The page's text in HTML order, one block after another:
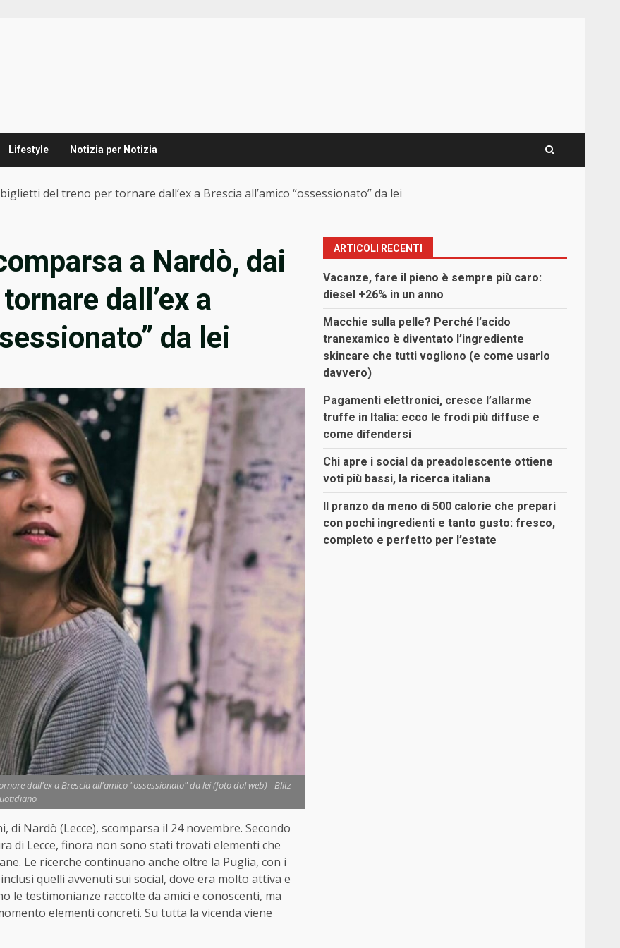
Lifestyle Notizia per Notizia
del treno per tornare dall’ex a Brescia all’amico “ossessionato” da lei
a Nardò, dai
dall’ex a
da lei
dall'ex a Brescia all'amico "ossessionato" da lei (foto dal web) - Blitz
di Nardò (Lecce), scomparsa il 24 novembre. Secondo
di Lecce, finora non sono stati trovati elementi che
Le ricerche continuano anche oltre la Puglia, con i
quelli avvenuti sui social, dove era molto attiva e
le testimonianze raccolte da amici e conoscenti, ma
elementi concreti. Su tutta la vicenda viene
ARTICOLI RECENTI
Vacanze, fare il pieno è sempre più caro:
diesel +26% in un anno
Macchie sulla pelle? Perché l’acido
tranexamico è diventato l’ingrediente
skincare che tutti vogliono (e come usarlo
davvero)
Pagamenti elettronici, cresce l’allarme
truffe in Italia: ecco le frodi più diffuse e
come difendersi
Chi apre i social da preadolescente ottiene
voti più bassi, la ricerca italiana
Il pranzo da meno di 500 calorie che prepari
con pochi ingredienti e tanto gusto: fresco,
completo e perfetto per l’estate